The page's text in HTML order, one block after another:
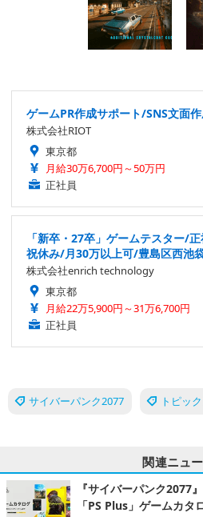
ゲームPR作成サポート/SNS文面
株式会社RIOT
東京都
月給30万6,700円～50万円
正社員
「新卒・27卒」ゲームテスター/
祝休み/月30万以上可/豊島区西池
株式会社enrich technology
東京都
月給22万5,900円～31万6,700円
正社員
サイバーパンク2077 トピッ
関連ニュ
『サイバーパンク2077
「PS Plus」ゲームカ